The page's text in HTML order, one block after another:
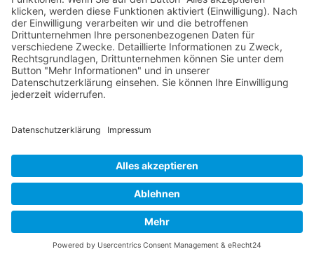
August 2026
Mo Di Mi Do Fr Sa
So
3127 28 29 30 31 1
2
3310 11 12
26 27 28
3